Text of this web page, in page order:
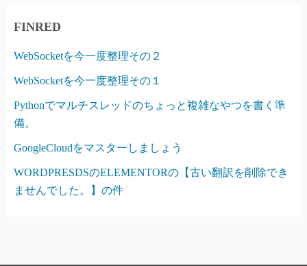
FINRED
WebSocketを今一度整理その２
WebSocketを今一度整理その１
Pythonでマルチスレッドのちょっと複雑なやつを書く準
備。
GoogleCloudをマスターしましょう
WORDPRESDSのELEMENTORの【古い翻訳を削除でき
ませんでした。】の件